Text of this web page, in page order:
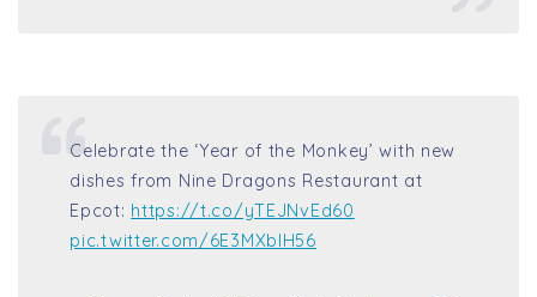
Celebrate the ‘Year of the Monkey’ with new
dishes from Nine Dragons Restaurant at
Epcot: https://t.co/yTEJNvEd60
pic.twitter.com/6E3MXbIH56